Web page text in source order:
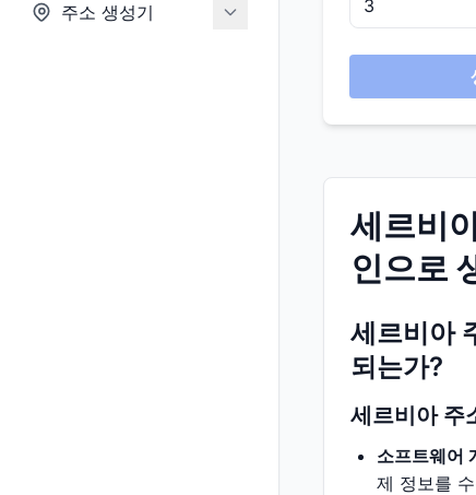
주소 생성기
세르비
인으로
세르비아
되는가?
세르비아 주
소프트웨어
제 정보를